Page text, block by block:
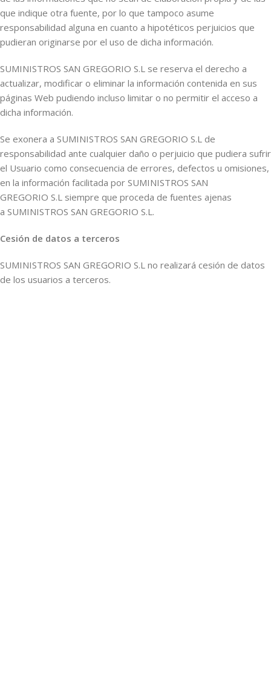
que indique otra fuente, por lo que tampoco asume
responsabilidad alguna en cuanto a hipotéticos perjuicios que
pudieran originarse por el uso de dicha información.
SUMINISTROS SAN GREGORIO S.L se reserva el derecho a
actualizar, modificar o eliminar la información contenida en sus
páginas Web pudiendo incluso limitar o no permitir el acceso a
dicha información.
Se exonera a SUMINISTROS SAN GREGORIO S.L de
responsabilidad ante cualquier daño o perjuicio que pudiera sufrir
el Usuario como consecuencia de errores, defectos u omisiones,
en la información facilitada por SUMINISTROS SAN
GREGORIO S.L siempre que proceda de fuentes ajenas
a SUMINISTROS SAN GREGORIO S.L.
Cesión de datos a terceros
SUMINISTROS SAN GREGORIO S.L no realizará cesión de datos
de los usuarios a terceros.